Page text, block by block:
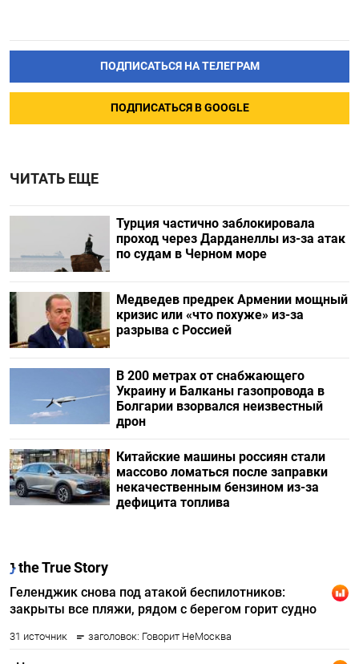
ПОДПИСАТЬСЯ НА ТЕЛЕГРАМ
ПОДПИСАТЬСЯ В GOOGLE
ЧИТАТЬ ЕЩЕ
Турция частично заблокировала
проход через Дарданеллы из-за атак
по судам в Черном море
Медведев предрек Армении мощный
кризис или «что похуже» из-за
разрыва с Россией
В 200 метрах от снабжающего
Украину и Балканы газопровода в
Болгарии взорвался неизвестный
дрон
Китайские машины россиян стали
массово ломаться после заправки
некачественным бензином из-за
дефицита топлива